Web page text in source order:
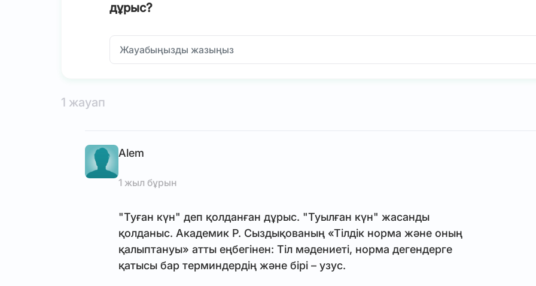
дұрыс?
1 жауап
Alem
1 жыл бұрын
"Туған күн" деп қолданған дұрыс. "Туылған күн" жасанды
қолданыс. Академик Р. Сыздықованың «Тілдік норма және оның
қалыптануы» атты еңбегінен: Тіл мәдениеті, норма дегендерге
қатысы бар терминдердің және бірі – узус.